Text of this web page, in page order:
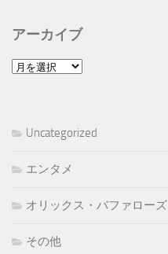
アーカイブ
ア
ブ
Uncategorized
エンタメ
オリックス・バファローズ
その他